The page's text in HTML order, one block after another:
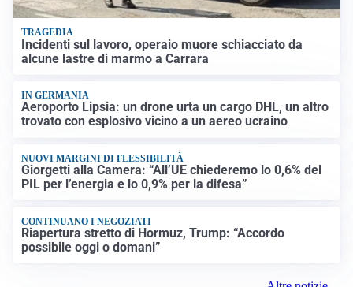
TRAGEDIA
Incidenti sul lavoro, operaio muore schiacciato da
alcune lastre di marmo a Carrara
IN GERMANIA
Aeroporto Lipsia: un drone urta un cargo DHL, un altro
trovato con esplosivo vicino a un aereo ucraino
NUOVI MARGINI DI FLESSIBILITÀ
Giorgetti alla Camera: “All’UE chiederemo lo 0,6% del
PIL per l’energia e lo 0,9% per la difesa”
CONTINUANO I NEGOZIATI
Riapertura stretto di Hormuz, Trump: “Accordo
possibile oggi o domani”